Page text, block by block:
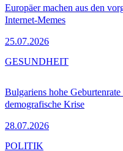
Europäer machen aus den
Internet-Memes
25.07.2026
Bulgariens hohe
demografische Krise
28.07.2026
GESUNDHEIT
POLITIK